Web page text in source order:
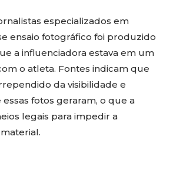
especializados em
ensaio fotográfico foi produzido
a influenciadora estava em um
o atleta. Fontes indicam que
da visibilidade e
fotos geraram, o que a
legais para impedir a